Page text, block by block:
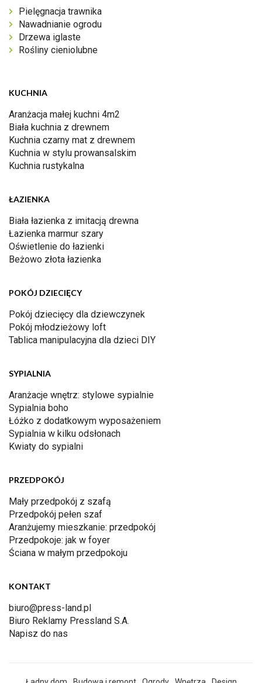
Pielęgnacja trawnika
Nawadnianie ogrodu
Drzewa iglaste
Rośliny cieniolubne
KUCHNIA
Aranżacja małej kuchni 4m2
Biała kuchnia z drewnem
Kuchnia czarny mat z drewnem
Kuchnia w stylu prowansalskim
Kuchnia rustykalna
ŁAZIENKA
Biała łazienka z imitacją drewna
Łazienka marmur szary
Oświetlenie do łazienki
Beżowo złota łazienka
POKÓJ DZIECIĘCY
Pokój dziecięcy dla dziewczynek
Pokój młodzieżowy loft
Tablica manipulacyjna dla dzieci DIY
SYPIALNIA
Aranżacje wnętrz: stylowe sypialnie
Sypialnia boho
Łóżko z dodatkowym wyposażeniem
Sypialnia w kilku odsłonach
Kwiaty do sypialni
PRZEDPOKÓJ
Mały przedpokój z szafą
Przedpokój pełen szaf
Aranżujemy mieszkanie: przedpokój
Przedpokoje: jak w foyer
Ściana w małym przedpokoju
KONTAKT
biuro@press-land.pl
Biuro Reklamy Pressland S.A.
Napisz do nas